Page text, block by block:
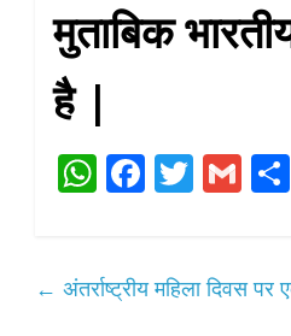
मुताबिक
है |
W
A
Fa
ok
T
r
G
← अंतर्राष्ट्रीय महिला दिवस